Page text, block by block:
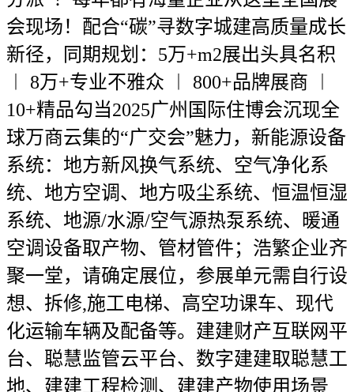
会现场！配合“碳”寻数字城建高质量成长
新径，同期规划：5万+m2展出头具名积
︱ 8万+专业不雅众 ︱ 800+品牌展商 ︱
10+精品勾当2025广州国际住博会沉现全
球万商云集的“广交会”魅力，新能源设备
系统：地方新风换气系统、空气净化系
统、地方空调、地方吸尘系统、恒温恒湿
系统、地源/水源/空气源热泵系统、暖通
空调设备取产物、管材管件；浩繁企业齐
聚一堂，请确定展位，参展单元需自行设
想、拆修,施工电梯、高空功课车、现代
化运输车辆及配备等。建建财产互联网平
台、聪慧监管云平台、数字建建取聪慧工
地、建建工程检测、建建产物使用场景